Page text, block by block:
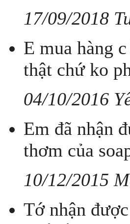
17/09/2018
E mua hàng
thật chứ ko
04/10/2016
Em đã nhận
thơm của
10/12/2015
Tớ nhận